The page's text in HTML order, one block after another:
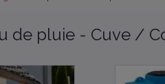
de pluie - Cuve /